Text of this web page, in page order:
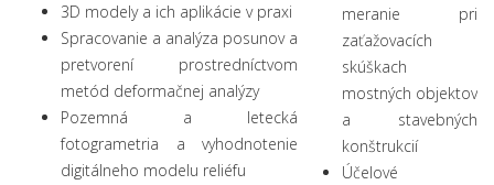
3D modely a ich aplikácie v praxi
Spracovanie a analýza posunov a
pretvorení prostredníctvom
metód deformačnej analýzy
Pozemná a letecká
fotogrametria a vyhodnotenie
digitálneho modelu reliéfu
meranie pri
zaťažovacích
skúškach
mostných objektov
a stavebných
konštrukcií
Účelové